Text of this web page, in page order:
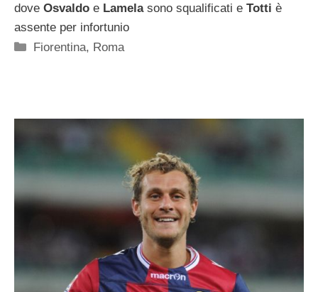
dove Osvaldo e Lamelasono squalificati e Totti è
assente per infortunio
Categorie
Fiorentina, Roma